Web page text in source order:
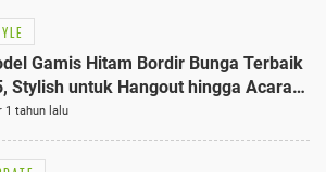
Gamis Hitam Bordir Bunga Terbaik
Stylish untuk Hangout hingga Acara
Formal
1 tahun lalu